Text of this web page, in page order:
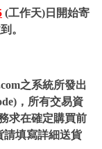
(工作天)日開始寄
。
之系統所發出
，所有交易資
求在確定購買前
請填寫詳細送貨